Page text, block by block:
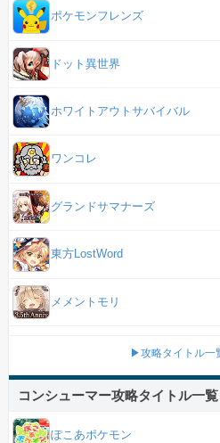
ポケモンフレンズ
ドット異世界
ホワイトアウトサバイバル
ワンコレ
グランドサマナーズ
東方LostWord
メメントモリ
▶攻略タイトル一
コンシューマー攻略タイトル一覧
ぽこあポケモン